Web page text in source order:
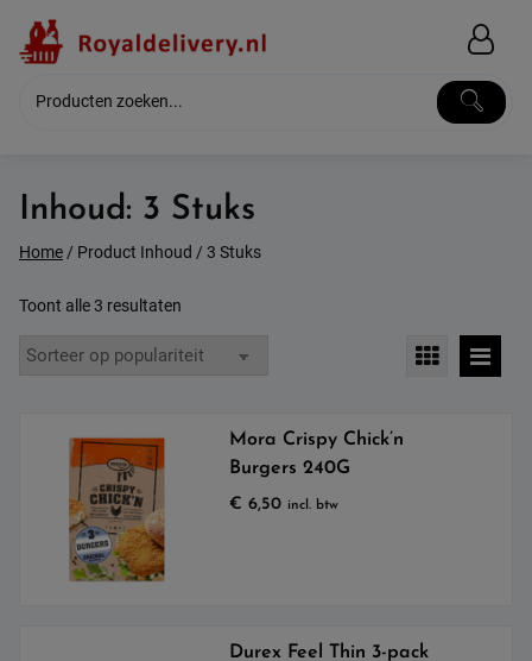
content
Inhoud: 3 Stuks
Home/ Product Inhoud / 3 Stuks
Toont alle 3 resultaten
populariteit
Mora Crispy Chick’n
Burgers 240G
€ 6,50 incl. btw
Durex Feel Thin 3-pack